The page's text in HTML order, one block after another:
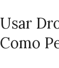
Usar
Como